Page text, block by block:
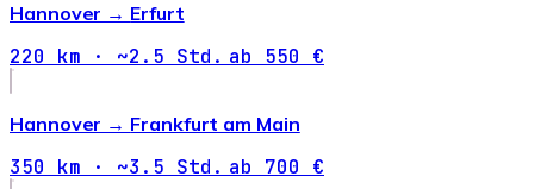
Hannover → Erfurt
220 km · ~2.5 Std. ab 550 €
Hannover → Frankfurt am Main
350 km · ~3.5 Std. ab 700 €